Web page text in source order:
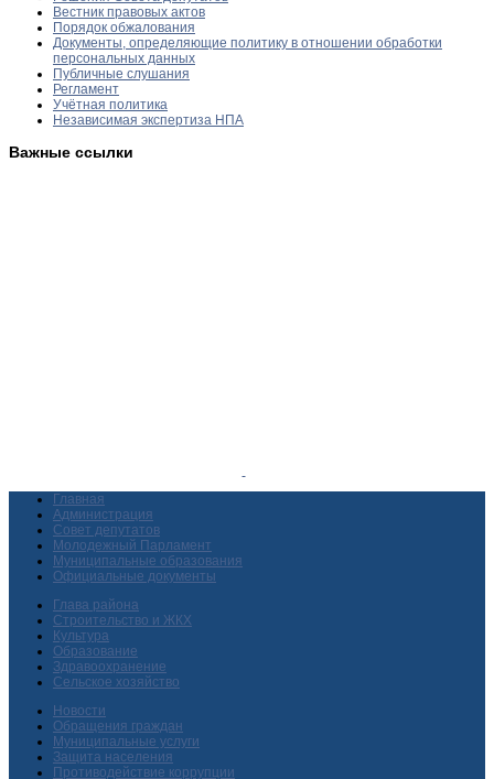
Вестник правовых актов
Порядок обжалования
Документы, определяющие политику в отношении обработки
персональных данных
Публичные слушания
Регламент
Учётная политика
Независимая экспертиза НПА
Важные ссылки
Главная
Администрация
Совет депутатов
Молодежный Парламент
Муниципальные образования
Официальные документы
Глава района
Строительство и ЖКХ
Культура
Образование
Здравоохранение
Сельское хозяйство
Новости
Обращения граждан
Муниципальные услуги
Защита населения
Противодействие коррупции